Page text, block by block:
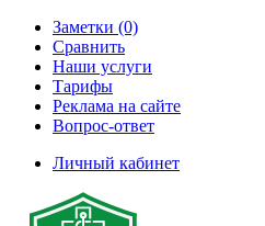
Заметки (0)
Сравнить
Наши услуги
Тарифы
Реклама на сайте
Вопрос-ответ
Личный кабинет